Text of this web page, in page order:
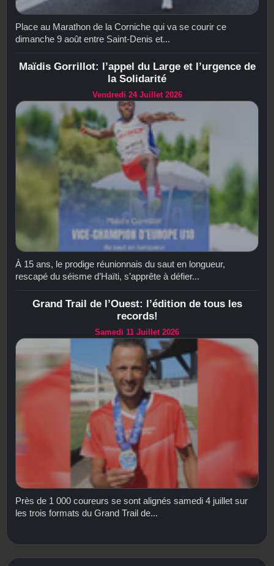
Place au Marathon de la Corniche qui va se courir ce
dimanche 9 août entre Saint-Denis et...
Maïdis Gorrillot: l’appel du Large et l’urgence de
la Solidarité
Vendredi 24 Juillet 2026
À 15 ans, le prodige réunionnais du saut en longueur,
rescapé du séisme d’Haïti, s’apprête à défier...
Grand Trail de l’Ouest: l’édition de tous les
records!
Samedi 11 Juillet 2026
Près de 1 000 coureurs se sont alignés samedi 4 juillet sur
les trois formats du Grand Trail de...